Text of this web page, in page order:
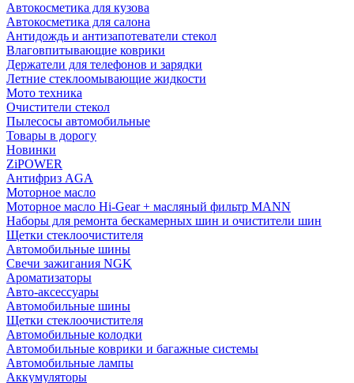
Автокосметика для кузова
Автокосметика для салона
Антидождь и антизапотеватели стекол
Влаговпитывающие коврики
Держатели для телефонов и зарядки
Летние стеклоомывающие жидкости
Мото техника
Очистители стекол
Пылесосы автомобильные
Товары в дорогу
Новинки
ZiPOWER
Антифриз AGA
Моторное масло
Моторное масло Hi-Gear + масляный фильтр MANN
Наборы для ремонта бескамерных шин и очистители шин
Щетки стеклоочистителя
Автомобильные шины
Свечи зажигания NGK
Ароматизаторы
Авто-аксессуары
Автомобильные шины
Щетки стеклоочистителя
Автомобильные колодки
Автомобильные коврики и багажные системы
Автомобильные лампы
Аккумуляторы